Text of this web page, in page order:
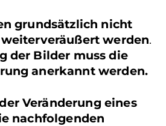
grundsätzlich nicht
werden.
der Bilder muss die
anerkannt werden.
Veränderung eines
nachfolgenden